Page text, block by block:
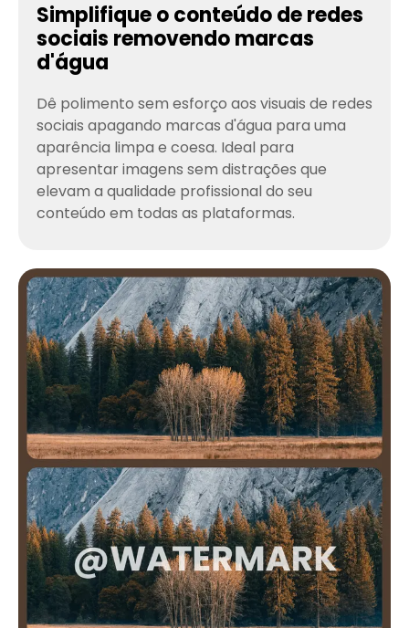
Simplifique o conteúdo de redes
sociais removendo marcas
d'água
Dê polimento sem esforço aos visuais de redes
sociais apagando marcas d'água para uma
aparência limpa e coesa. Ideal para
apresentar imagens sem distrações que
elevam a qualidade profissional do seu
conteúdo em todas as plataformas.